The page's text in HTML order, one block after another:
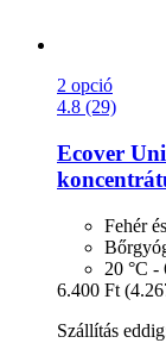
2 opció
4.8 (29)
Ecover
Fehér
20 °C -
6.400 Ft
Szállítás